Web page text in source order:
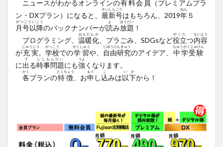
ニュースがわかるオンラインの有料会員
（プレミアムプラ
ン・DXプラン） になると、 最新号
さいしんごう
はもちろん、2019年
ねん
５
月号以降
がつごういこう
のバックナンバーが読
よ
み放題
ほうだい
！
プログラミング、 温暖化
おんだんか
、プラごみ、SDGsなど役立
やくだ
つ内容
ないよう
が充実
じゅうじつ
。 学校
がっこう
での学習
がくしゅう
や、 自由研究
じゆうけんきゅう
のアイデア、 中学受験
ちゅうがくじゅけん
に出
で
る時事問題
じじもんだい
にも強
つよ
くなります。
各
かく
プランの特徴
とくちょう
、お申
もう
し込
こ
みは以下
いか
から！